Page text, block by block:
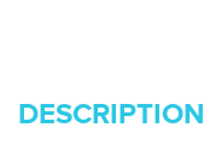
DESCRIPTION